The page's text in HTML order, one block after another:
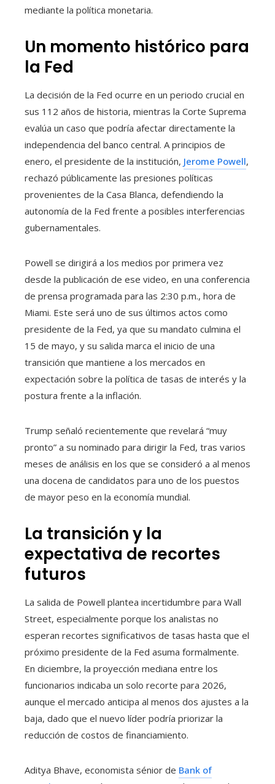
mediante la política monetaria.
Un momento histórico para
la Fed
La decisión de la Fed ocurre en un periodo crucial en
sus 112 años de historia, mientras la Corte Suprema
evalúa un caso que podría afectar directamente la
independencia del banco central. A principios de
enero, el presidente de la institución, Jerome Powell,
rechazó públicamente las presiones políticas
provenientes de la Casa Blanca, defendiendo la
autonomía de la Fed frente a posibles interferencias
gubernamentales.
Powell se dirigirá a los medios por primera vez
desde la publicación de ese video, en una conferencia
de prensa programada para las 2:30 p.m., hora de
Miami. Este será uno de sus últimos actos como
presidente de la Fed, ya que su mandato culmina el
15 de mayo, y su salida marca el inicio de una
transición que mantiene a los mercados en
expectación sobre la política de tasas de interés y la
postura frente a la inflación.
Trump señaló recientemente que revelará “muy
pronto” a su nominado para dirigir la Fed, tras varios
meses de análisis en los que se consideró a al menos
una docena de candidatos para uno de los puestos
de mayor peso en la economía mundial.
La transición y la
expectativa de recortes
futuros
La salida de Powell plantea incertidumbre para Wall
Street, especialmente porque los analistas no
esperan recortes significativos de tasas hasta que el
próximo presidente de la Fed asuma formalmente.
En diciembre, la proyección mediana entre los
funcionarios indicaba un solo recorte para 2026,
aunque el mercado anticipa al menos dos ajustes a la
baja, dado que el nuevo líder podría priorizar la
reducción de costos de financiamiento.
Aditya Bhave, economista sénior de Bank of